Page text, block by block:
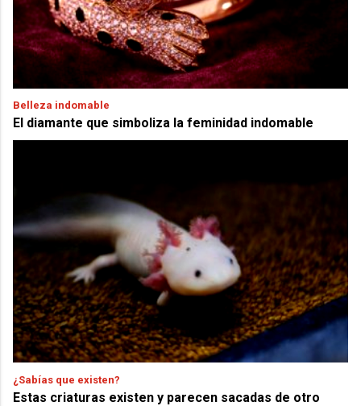
Belleza indomable
El diamante que simboliza la feminidad indomable
¿Sabías que existen?
Estas criaturas existen y parecen sacadas de otro